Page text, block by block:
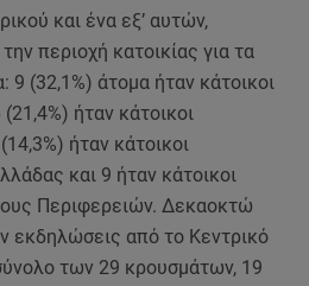
και ένα εξ’ αυτών,
περιοχή κατοικίας για τα
9 (32,1%) άτομα ήταν κάτοικοι
ήταν κάτοικοι
ήταν κάτοικοι
και 9 ήταν κάτοικοι
Περιφερειών. Δεκαοκτώ
εκδηλώσεις από το Κεντρικό
των 29 κρουσμάτων, 19